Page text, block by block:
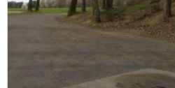
Offices de tourisme